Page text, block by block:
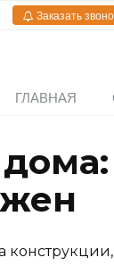
Заказать
ГЛАВНАЯ